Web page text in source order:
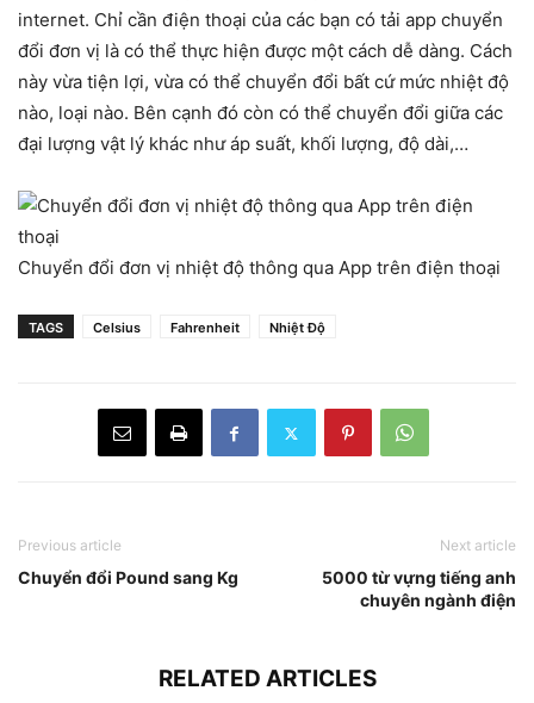
internet. Chỉ cần điện thoại của các bạn có tải app chuyển
đổi đơn vị là có thể thực hiện được một cách dễ dàng. Cách
này vừa tiện lợi, vừa có thể chuyển đổi bất cứ mức nhiệt độ
nào, loại nào. Bên cạnh đó còn có thể chuyển đổi giữa các
đại lượng vật lý khác như áp suất, khối lượng, độ dài,…
Chuyển đổi đơn vị nhiệt độ thông qua App trên điện thoại
TAGS Celsius Fahrenheit Nhiệt Độ
Previous article
Chuyển đổi Pound sang Kg
Next article
5000 từ vựng tiếng anh
chuyên ngành điện
RELATED ARTICLES